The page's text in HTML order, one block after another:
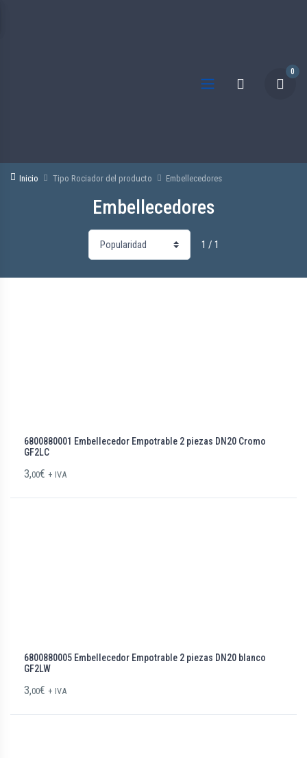
0
Inicio Tipo Rociador del producto Embellecedores
Embellecedores
1 / 1
6800880001 Embellecedor Empotrable 2 piezas DN20 Cromo
GF2LC
3,00€ + IVA
6800880005 Embellecedor Empotrable 2 piezas DN20 blanco
GF2LW
3,00€ + IVA